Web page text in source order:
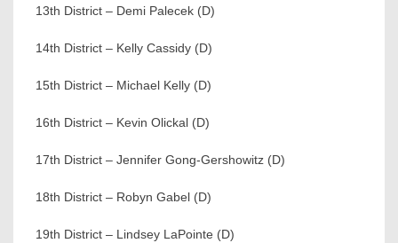
13th District – Demi Palecek (D)
14th District – Kelly Cassidy (D)
15th District – Michael Kelly (D)
16th District – Kevin Olickal (D)
17th District – Jennifer Gong-Gershowitz (D)
18th District – Robyn Gabel (D)
19th District – Lindsey LaPointe (D)